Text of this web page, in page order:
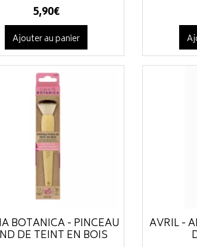
5,90€
Ajouter au panier
BOTANICA - PINCEAU
DE TEINT EN BOIS
AVRIL -